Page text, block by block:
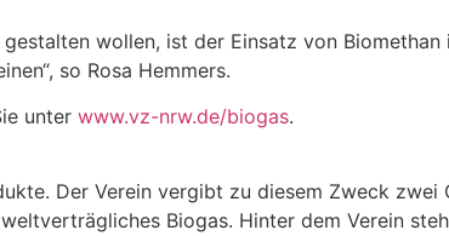
wollen, ist der Einsatz von
so Rosa Hemmers.
unter www.vz-nrw.de/biogas.
Der Verein vergibt zu diesem Zweck zwei
Biogas. Hinter dem Verein